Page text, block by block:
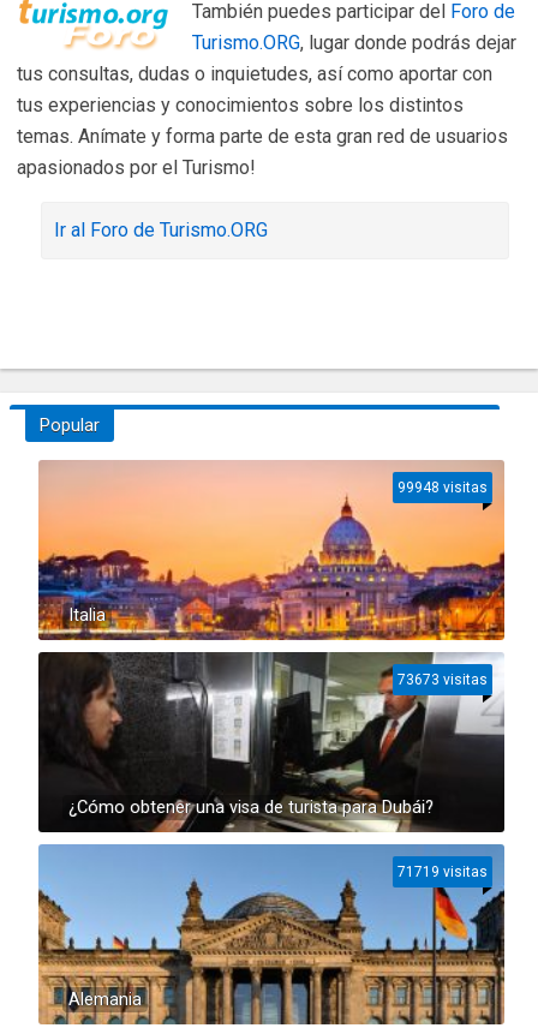
También puedes participar del Foro de
Turismo.ORG, lugar donde podrás dejar
tus consultas, dudas o inquietudes, así como aportar con
tus experiencias y conocimientos sobre los distintos
temas. Anímate y forma parte de esta gran red de usuarios
apasionados por el Turismo!
Ir al Foro de Turismo.ORG
Popular
Italia
99948 visitas
¿Cómo obtener una visa de turista para Dubái?
73673 visitas
Alemania
71719 visitas